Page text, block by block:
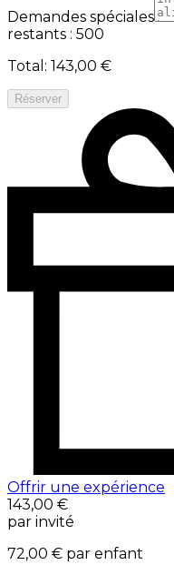
Demandes spéciales
restants : 500
Total : 143,00 €
Réserver
Offrir une expérience
143,00 €
par invité
72,00 € par enfant